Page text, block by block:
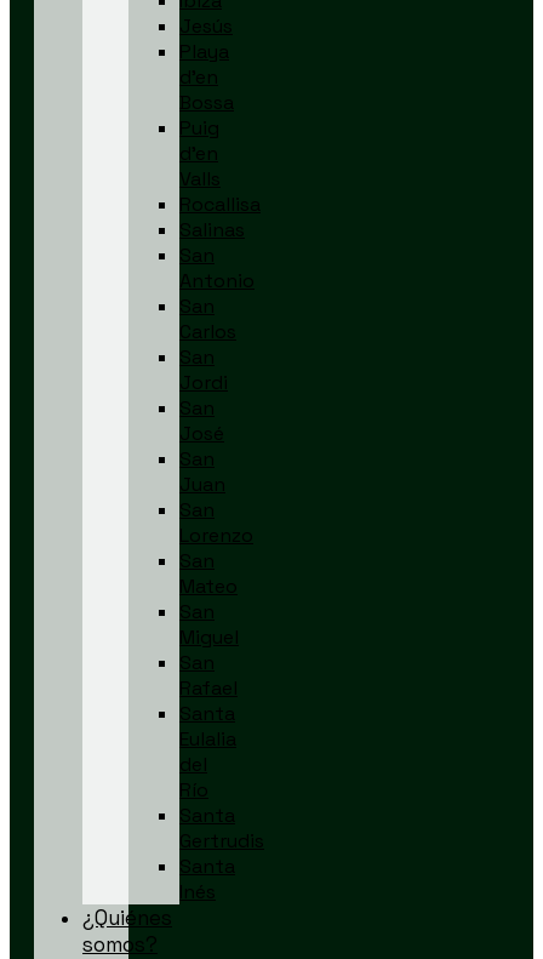
Jesús
Playa
d’en
Bossa
Puig
d’en
Valls
Rocallisa
Salinas
San
Antonio
San
Carlos
San
Jordi
San
José
San
Juan
San
Lorenzo
San
Mateo
San
Miguel
San
Rafael
Santa
Eulalia
del
Río
Santa
Gertrudis
Santa
Inés
¿Quiénes
somos?